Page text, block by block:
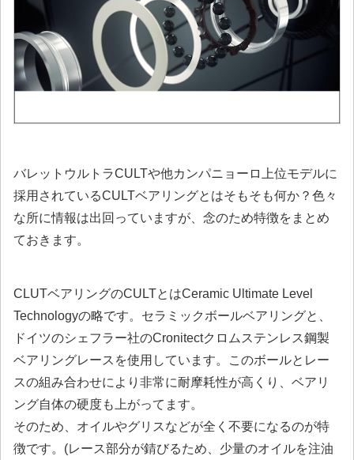
バレットウルトラCULTや他カンパニョーロ上位モデルに
採用されているCULTベアリングとはそもそも何か？色々
な所に情報は出回っていますが、念のため特徴をまとめ
ておきます。
CLUTベアリングのCULTとはCeramic Ultimate Level
Technologyの略です。セラミックボールベアリングと、
ドイツのシェフラー社のCronitectクロムステンレス鋼製
ベアリングレースを使用しています。このボールとレー
スの組み合わせにより 非常に耐摩耗性が高くり、ベアリ
ング自体の硬度も上がってます。
そのため、オイルやグリスなどが全く不要になるのが特
徴です。(レース部分が錆びるため、少量のオイルを注油